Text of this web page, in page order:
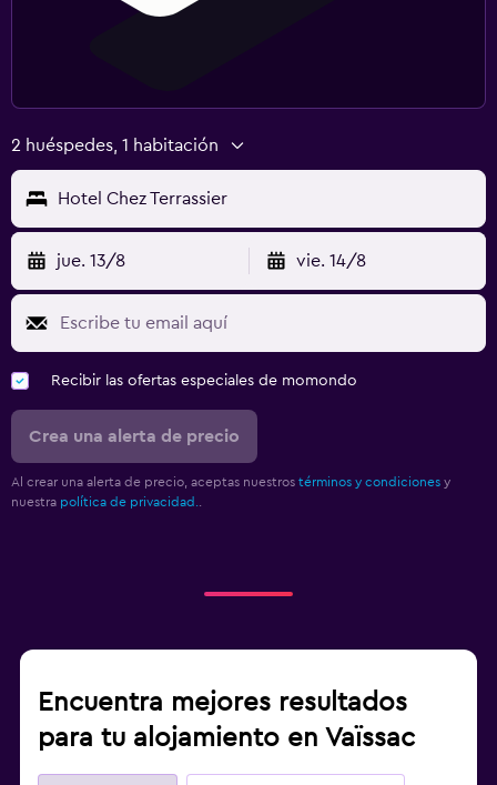
2 huéspedes, 1 habitación
Hotel Chez Terrassier
jue. 13/8 vie. 14/8
Recibir las ofertas especiales de momondo
Crea una alerta de precio
Al crear una alerta de precio, aceptas nuestros términos y condiciones y
nuestra política de privacidad.
Encuentra mejores resultados
para tu alojamiento en Vaïssac